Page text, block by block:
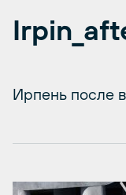
Ирпень после